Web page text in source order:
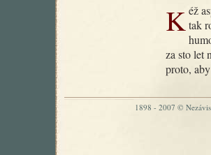
Kéž aspoň trochu přispějí k nápravě obecného vkusu v době, kdy setak
za sto let
proto,
1898 - 2007 ©